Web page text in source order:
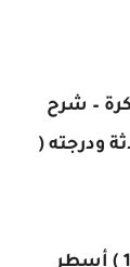
– شرح
ودرجته (
فيما لا يزيد عن (15 ) سطرا ولا يقل عن (10 ) أسطر